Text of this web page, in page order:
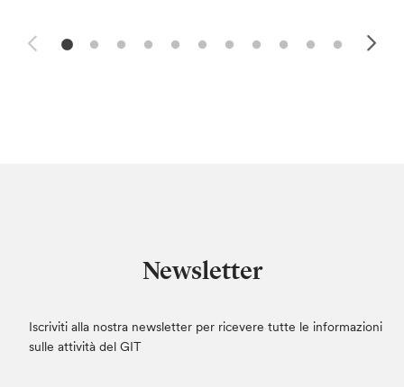
Newsletter
Iscriviti alla nostra newsletter per ricevere tutte le informazioni
sulle attività del GIT